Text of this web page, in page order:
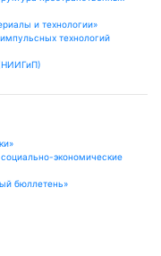
и технологии»
технологий
экономические
бюллетень»